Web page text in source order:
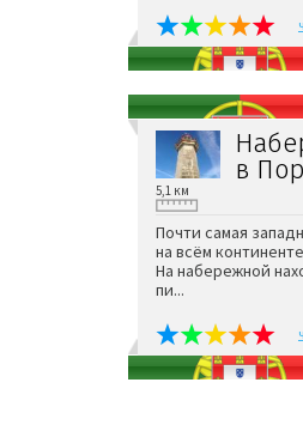
в
5,1 км
Почти самая
на всём
На набережной
пи...